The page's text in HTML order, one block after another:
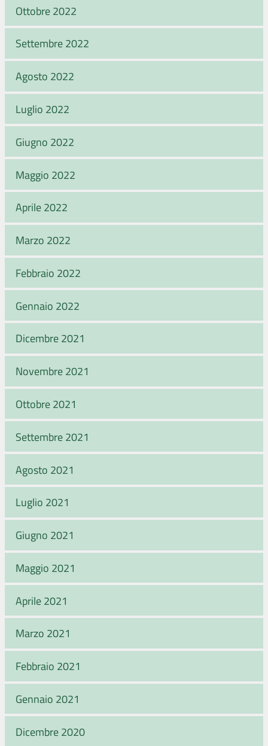
Ottobre 2022
Settembre 2022
Agosto 2022
Luglio 2022
Giugno 2022
Maggio 2022
Aprile 2022
Marzo 2022
Febbraio 2022
Gennaio 2022
Dicembre 2021
Novembre 2021
Ottobre 2021
Settembre 2021
Agosto 2021
Luglio 2021
Giugno 2021
Maggio 2021
Aprile 2021
Marzo 2021
Febbraio 2021
Gennaio 2021
Dicembre 2020